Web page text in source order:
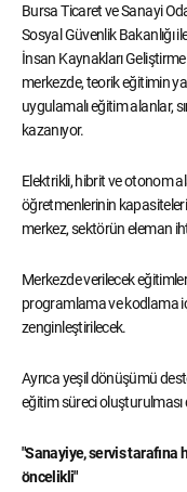
Bursa Ticaret ve Sanayi
Sosyal Güvenlik Bakanlığı
İnsan Kaynakları
merkezde, teorik eğitimin
uygulamalı eğitim alanlar,
kazanıyor.
Elektrikli, hibrit ve otonom
öğretmenlerinin
merkez, sektörün eleman
Merkezde verilecek
programlama ve kodlama
zenginleştirilecek.
Ayrıca yeşil dönüşümü
eğitim süreci oluşturulması
"Sanayiye, servis
öncelikli"